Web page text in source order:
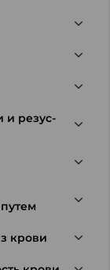
и резус-
крови